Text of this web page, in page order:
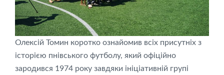
Олексій Томин коротко ознайомив всіх присутніх з
історією пнівського футболу, який офіційно
зародився 1974 року завдяки ініціативній групі